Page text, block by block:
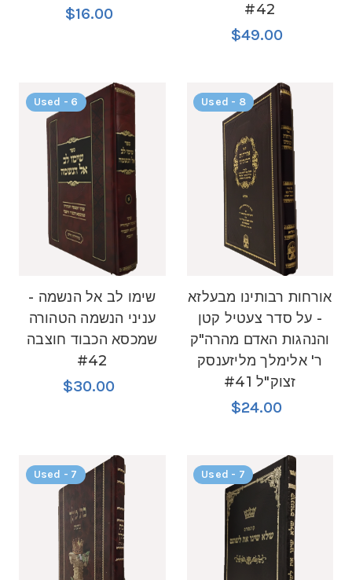
$16.00
#42
$49.00
Used - 6
שימו לב אל הנשמה -
עניני הנשמה הטהורה
שמכסא הכבוד חוצבה
#42
$30.00
Used - 8
אורחות רבותינו מבעלזא
- על סדר צעטיל קטן
והנהגות האדם מהרה"ק
ר' אלימלך מליזענסק
זצוק"ל #41
$24.00
Used - 7 Used - 7